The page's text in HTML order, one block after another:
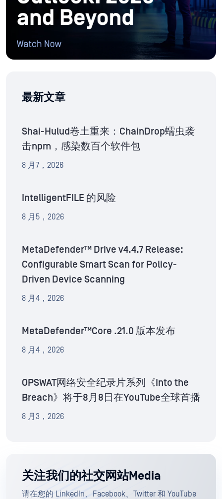
最新文章
Shai-Hulud卷土重来：ChainDrop蠕虫袭
击npm，感染数百个软件包
8 月7，2026
IntelligentFILE 的风险
8 月5，2026
MetaDefender™ Drive v4.4.7 Release:
Configurable Smart Scan for Policy-
Driven Device Scanning
8 月4，2026
MetaDefender™Core .21.0 版本发布
8 月4，2026
OPSWAT网络安全纪录片系列《Into the
Breach》将于8月8日在YouTube全球首播
8 月3，2026
关注我们的社交网站Media
请在您的 LinkedIn、Facebook、Twitter 和 YouTube